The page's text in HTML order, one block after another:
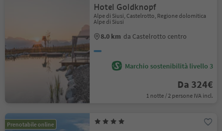
Hotel Goldknopf
Alpe di Siusi, Castelrotto, Regione dolomitica
Alpe di Siusi
8.0 km da Castelrotto centro
Marchio sostenibilità livello 3
Da 324€
1 notte / 2 persone IVA incl.
Prenotabile online